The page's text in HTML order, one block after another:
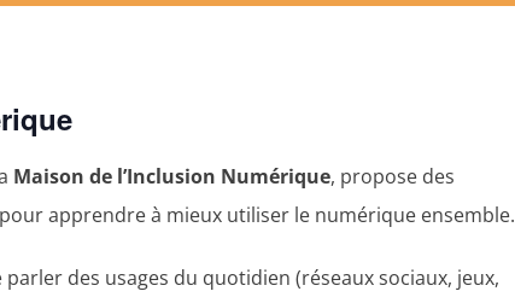
Maison de l’Inclusion Numérique, propose des
pour apprendre à mieux utiliser le numérique ensemble.
des usages du quotidien (réseaux sociaux, jeux,